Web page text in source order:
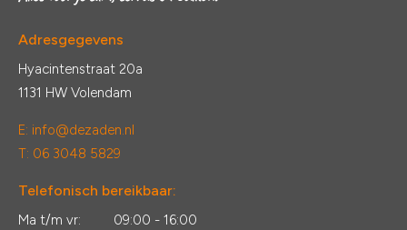
Adresgegevens
Hyacintenstraat 20a
1131 HW Volendam
E: info@dezaden.nl
T: 06 3048 5829
Telefonisch bereikbaar:
Ma t/m vr: 09:00 - 16:00